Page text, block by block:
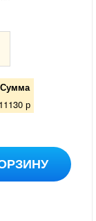
Сумма
11130 р